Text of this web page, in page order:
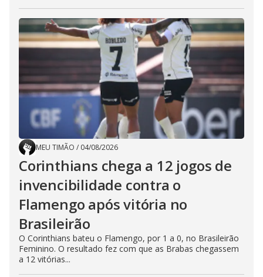
MEU TIMÃO / 04/08/2026
Corinthians chega a 12 jogos de
invencibilidade contra o
Flamengo após vitória no
Brasileirão
O Corinthians bateu o Flamengo, por 1 a 0, no Brasileirão
Feminino. O resultado fez com que as Brabas chegassem
a 12 vitórias...